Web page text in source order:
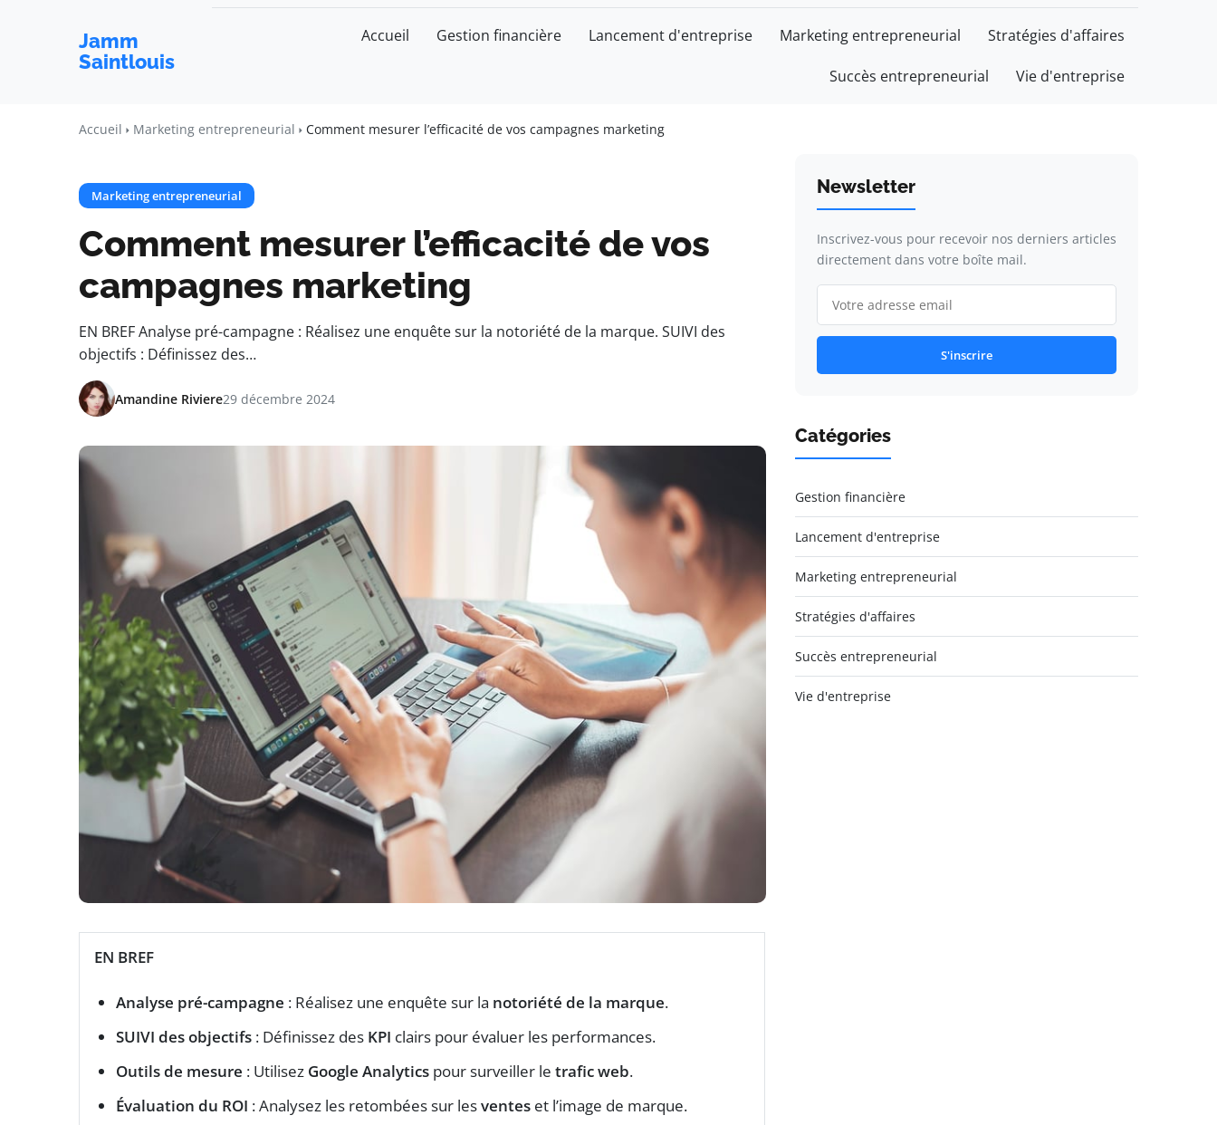
Jamm
Saintlouis
Accueil Gestion financière Lancement d'entreprise Marketing entrepreneurial Stratégies d'affaires
Succès entrepreneurial Vie d'entreprise
Accueil Marketing entrepreneurial Comment mesurer l’efficacité de vos campagnes marketing
Marketing entrepreneurial
Comment mesurer l’efficacité de vos
campagnes marketing
EN BREF Analyse pré-campagne : Réalisez une enquête sur la notoriété de la marque. SUIVI des
objectifs : Définissez des…
Amandine Riviere29 décembre 2024
EN BREF
Analyse pré-campagne : Réalisez une enquête sur la notoriété de la marque.
SUIVI des objectifs : Définissez des KPI clairs pour évaluer les performances.
Outils de mesure : Utilisez Google Analytics pour surveiller le trafic web.
Évaluation du ROI : Analysez les retombées sur lesventes et l’image de marque.
Newsletter
Inscrivez-vous pour recevoir nos derniers articles
directement dans votre boîte mail.
S'inscrire
Catégories
Gestion financière
Lancement d'entreprise
Marketing entrepreneurial
Stratégies d'affaires
Succès entrepreneurial
Vie d'entreprise